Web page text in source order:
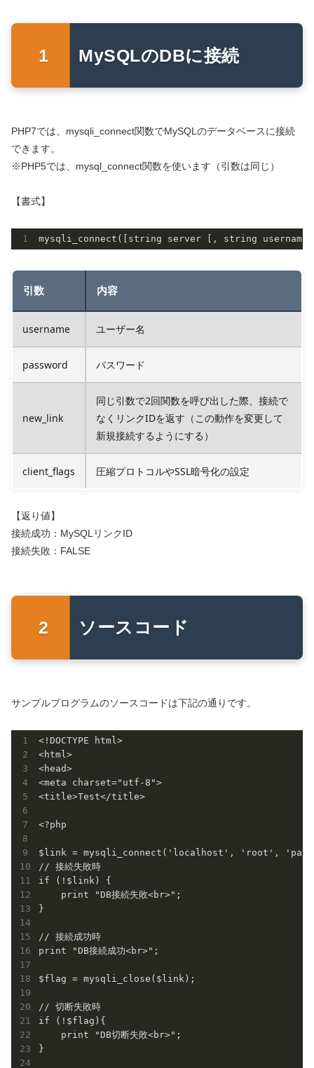
MySQLのDBに接続
PHP7では、mysqli_connect関数でMySQLのデータベースに接続
できます。
※PHP5では、mysql_connect関数を使います（引数は同じ）
【書式】
引数 内容
username ユーザー名
password パスワード
new_link
同じ引数で2回関数を呼び出した際、接続で
なくリンクIDを返す（この動作を変更して
新規接続するようにする）
client_flags 圧縮プロトコルやSSL暗号化の設定
【返り値】
接続成功：MySQLリンクID
接続失敗：FALSE
ソースコード
サンプルプログラムのソースコードは下記の通りです。
<!DOCTYPE html>
<html>
<head>
<meta charset="utf-8">
<title>Test</title>
<?php
$link = mysqli_connect('localhost', 'root',
// 接続失敗時
if (!$link) {
    print "DB接続失敗<br>";
}
// 接続成功時
print "DB接続成功<br>";
$flag = mysqli_close($link);
// 切断失敗時
if (!$flag){
    print "DB切断失敗<br>";
}